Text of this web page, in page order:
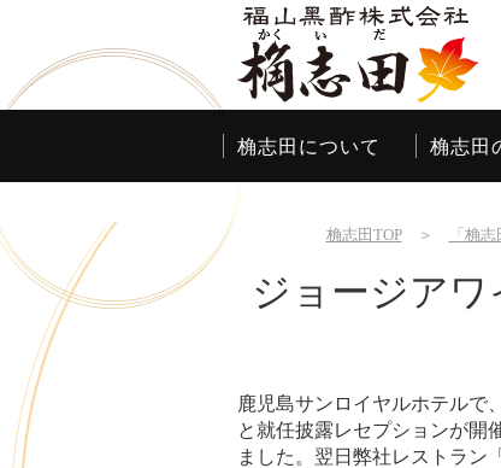
桷志田について 桷志田
桷志田TOP＞ 「桷
ジョージアワ
鹿児島サンロイヤルホテルで
と就任披露レセプションが開
ました。翌日弊社レストラン